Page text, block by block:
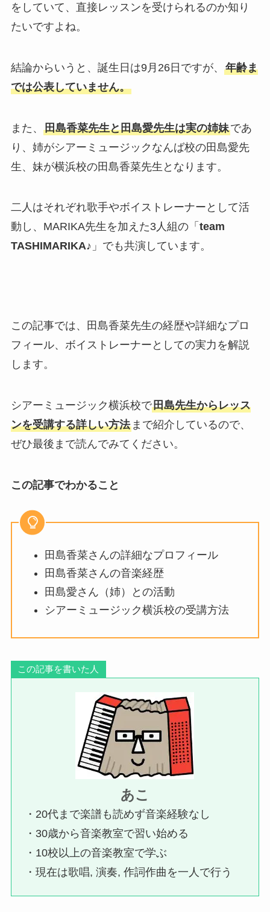
をしていて、直接レッスンを受けられるのか知り
たいですよね。
結論からいうと、誕生日は9月26日ですが、 年齢ま
では公表していません。
また、 田島香菜先生と田島愛先生は実の姉妹であ
り、姉がシアーミュージックなんば校の田島愛先
生、妹が横浜校の田島香菜先生となります。
二人はそれぞれ歌手やボイストレーナーとして活
動し、MARIKA先生を加えた3人組の「 team
TASHIMARIKA♪ 」でも共演しています。
この記事では、田島香菜先生の経歴や詳細なプロ
フィール、ボイストレーナーとしての実力を解説
します。
シアーミュージック横浜校で田島先生からレッス
ンを受講する詳しい方法まで紹介しているので、
ぜひ最後まで読んでみてください。
この記事でわかること
田島香菜さんの詳細なプロフィール
田島香菜さんの音楽経歴
田島愛さん（姉）との活動
シアーミュージック横浜校の受講方法
この記事を書いた人
あこ
・20代まで楽譜も読めず音楽経験なし
・30歳から音楽教室で習い始める
・10校以上の音楽教室で学ぶ
・現在は歌唱, 演奏, 作詞作曲を一人で行う